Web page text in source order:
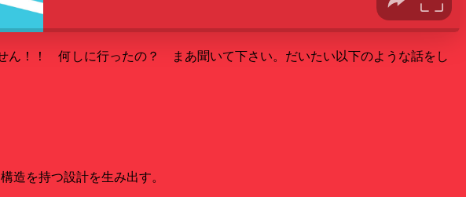
ん！！ 何しに行ったの？ まあ聞いて下さい。だいたい以下のような話をし
造を持つ設計を生み出す。